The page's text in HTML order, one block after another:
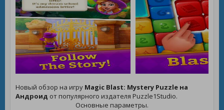
Новый обзор на игру Magic Blast: Mystery Puzzle на
Андроид от популярного издателя Puzzle1Studio.
Основные параметры.